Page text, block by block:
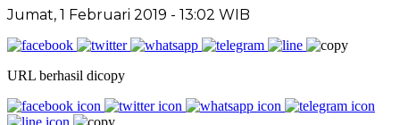
Jumat, 1 Februari 2019 - 13:02 WIB
URL berhasil dicopy